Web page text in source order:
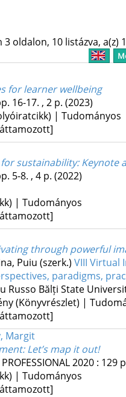
3 oldalon, 10 listázva, a(z)
for learner wellbeing
16-17. , 2 p. (2023)
| Tudományos
sustainability: Keynote
5-8. , 4 p. (2022)
| Tudományos
through powerful
Puiu (szerk.) VIII Virtual
paradigms,
Russo Bălți State
(Könyvrészlet) |
Margit
: Let’s map it out!
2020: 129
| Tudományos